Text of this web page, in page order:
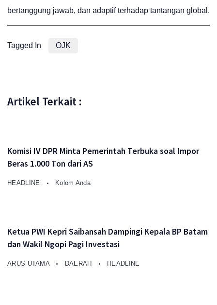
bertanggung jawab, dan adaptif terhadap tantangan global.
Tagged In OJK
Artikel Terkait :
Komisi IV DPR Minta Pemerintah Terbuka soal Impor
Beras 1.000 Ton dari AS
HEADLINE Kolom Anda
Ketua PWI Kepri Saibansah Dampingi Kepala BP Batam
dan Wakil Ngopi Pagi Investasi
ARUS UTAMA DAERAH HEADLINE